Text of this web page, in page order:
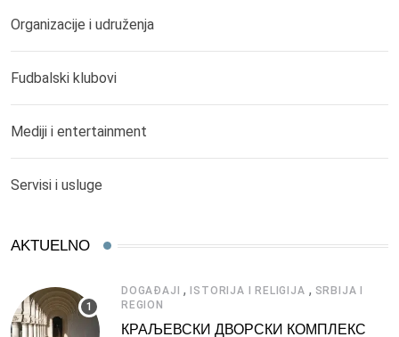
Organizacije i udruženja
Fudbalski klubovi
Mediji i entertainment
Servisi i usluge
AKTUELNO
DOGAĐAJI , ISTORIJA I RELIGIJA , SRBIJA I
REGION
КРАЉЕВСКИ ДВОРСКИ КОМПЛЕКС